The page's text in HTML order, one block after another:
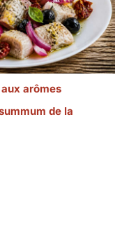
arômes
de la